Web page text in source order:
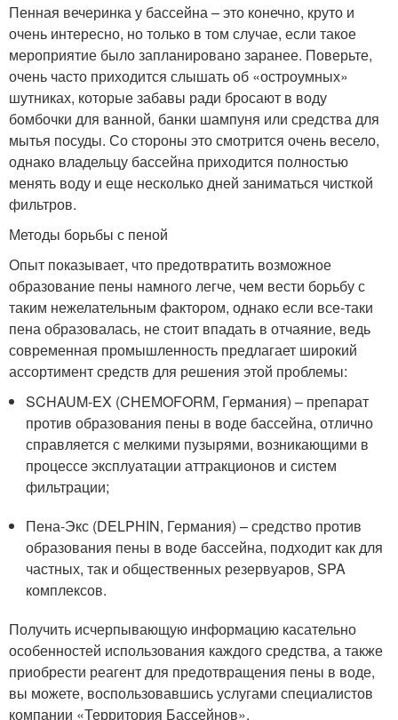
Пенная вечеринка у бассейна – это конечно, круто и
очень интересно, но только в том случае, если такое
мероприятие было запланировано заранее. Поверьте,
очень часто приходится слышать об «остроумных»
шутниках, которые забавы ради бросают в воду
бомбочки для ванной, банки шампуня или средства для
мытья посуды. Со стороны это смотрится очень весело,
однако владельцу бассейна приходится полностью
менять воду и еще несколько дней заниматься чисткой
фильтров.
Методы борьбы с пеной
Опыт показывает, что предотвратить возможное
образование пены намного легче, чем вести борьбу с
таким нежелательным фактором, однако если все-таки
пена образовалась, не стоит впадать в отчаяние, ведь
современная промышленность предлагает широкий
ассортимент средств для решения этой проблемы:
SCHAUM-EX (CHEMOFORM, Германия) – препарат
против образования пены в воде бассейна, отлично
справляется с мелкими пузырями, возникающими в
процессе эксплуатации аттракционов и систем
фильтрации;
Пена-Экс (DELPHIN, Германия) – средство против
образования пены в воде бассейна, подходит как для
частных, так и общественных резервуаров, SPA
комплексов.
Получить исчерпывающую информацию касательно
особенностей использования каждого средства, а также
приобрести реагент для предотвращения пены в воде,
вы можете, воспользовавшись услугами специалистов
компании «Территория Бассейнов».